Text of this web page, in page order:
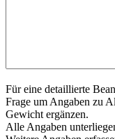
Für eine detaillierte
Frage um Angaben zu
Gewicht ergänzen.
Alle Angaben